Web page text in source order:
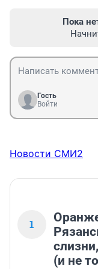
Пока
Гость
Войти
Новости СМИ2
1
(и не